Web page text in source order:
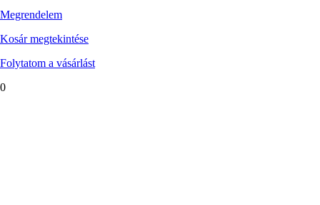
Megrendelem
Kosár megtekintése
Folytatom a vásárlást
0